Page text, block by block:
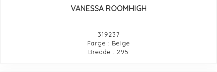
VANESSA ROOMHIGH
319237
Farge : Beige
Bredde : 295